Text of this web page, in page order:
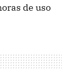
de uso